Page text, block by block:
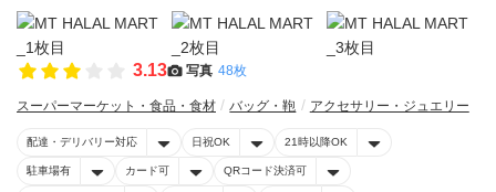
3.13 写真 48枚
スーパーマーケット・食品・食材 バッグ・鞄 アクセサリー・ジュエリー
配達・デリバリー対応 日祝OK 21時以降OK
駐車場有 カード可 QRコード決済可